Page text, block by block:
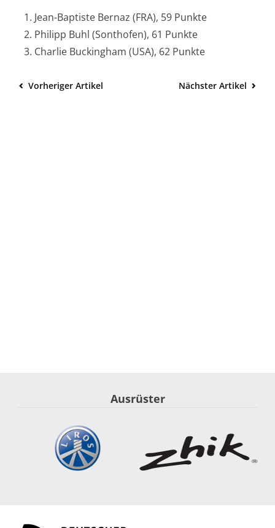
Jean-Baptiste Bernaz (FRA), 59 Punkte
Philipp Buhl (Sonthofen), 61 Punkte
Charlie Buckingham (USA), 62 Punkte
Vorheriger Artikel Nächster Artikel
Ausrüster